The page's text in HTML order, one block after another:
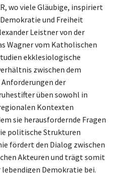
wo viele Gläubige, inspiriert
und Freiheit
Leistner von der
Wagner vom Katholischen
ekklesiologische
zwischen dem
Anforderungen der
üben sowohl in
Kontexten
sie herausfordernde Fragen
politische Strukturen
fördert den Dialog zwischen
Akteuren und trägt somit
Demokratie bei.